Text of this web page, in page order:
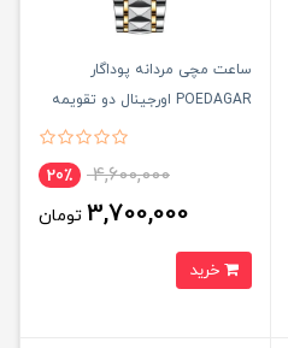
ساعت مچی مردانه پوداگار
POEDAGAR اورجينال دو تقويمه
صفحه آبی نسخه اروپايی
4,600,000 20٪
3,700,000 تومان